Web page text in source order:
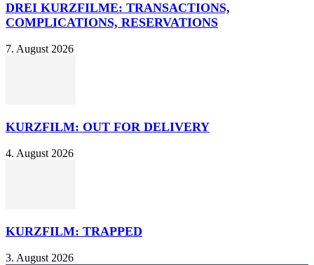
DREI KURZFILME: TRANSACTIONS,
COMPLICATIONS, RESERVATIONS
7. August 2026
KURZFILM: OUT FOR DELIVERY
4. August 2026
KURZFILM: TRAPPED
3. August 2026